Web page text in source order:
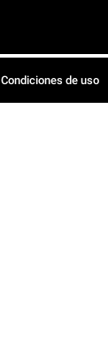
Condiciones de uso